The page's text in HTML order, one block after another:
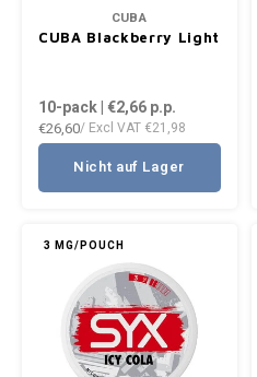
CUBA
CUBA Blackberry Light
10-pack | €2,66p.p.
€26,60/ Excl VAT €21,98
Nicht auf Lager
3 MG/POUCH